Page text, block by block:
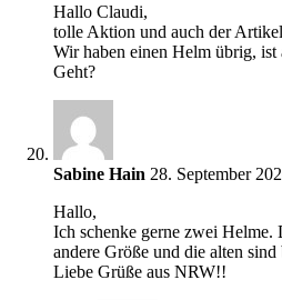
Hallo Claudi,
tolle Aktion und auch der
Wir haben einen Helm übrig,
Geht?
Sabine Hain 28. September
Hallo,
Ich schenke gerne zwei Helme.
andere Größe und die alten
Liebe Grüße aus NRW!!